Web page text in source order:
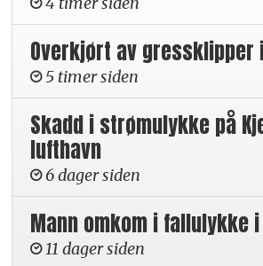
Overkjørt av gressklipper
5 timer siden
Skadd i strømulykke på
lufthavn
6 dager siden
Mann omkom i fallulykke
11 dager siden